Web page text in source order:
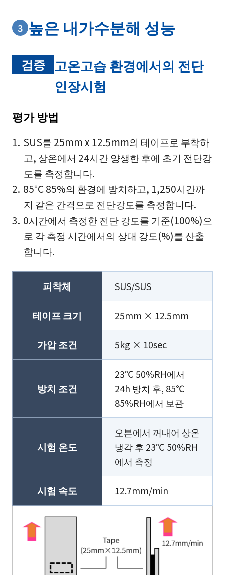
3 높은 내가수분해 성능
검증 고온고습 환경에서의 전단
인장시험
평가 방법
SUS를 25mm x 12.5mm의 테이프로 부착하
고, 상온에서 24시간 양생한 후에 초기 전단강
도를 측정합니다.
85℃ 85%의 환경에 방치하고, 1,250시간까
지 같은 간격으로 전단강도를 측정합니다.
0시간에서 측정한 전단 강도를 기준(100%)으
로 각 측정 시간에서의 상대 강도(%)를 산출
합니다.
피착체 SUS/SUS
테이프 크기 25mm × 12.5mm
가압 조건 5kg × 10sec
방치 조건
23℃ 50%RH에서
24h 방치 후, 85℃
85%RH에서 보관
시험 온도
오븐에서 꺼내어 상온
냉각 후 23℃ 50%RH
에서 측정
시험 속도 12.7mm/min